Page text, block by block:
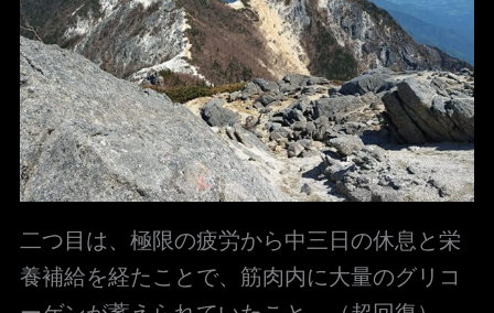
二つ目は、極限の疲労から中三日の休息と栄
養補給を経たことで、筋肉内に大量のグリコ